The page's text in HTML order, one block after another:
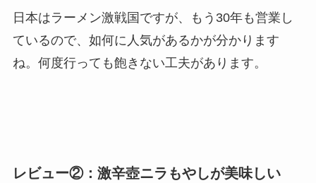
日本はラーメン激戦国ですが、もう30年も営業し
ているので、如何に人気があるかが分かります
ね。何度行っても飽きない工夫があります。
レビュー②：激辛壺ニラもやしが美味しい